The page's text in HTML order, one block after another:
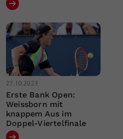
27.10.2023
Erste Bank Open:
Weissborn mit
knappem Aus im
Doppel-Viertelfinale